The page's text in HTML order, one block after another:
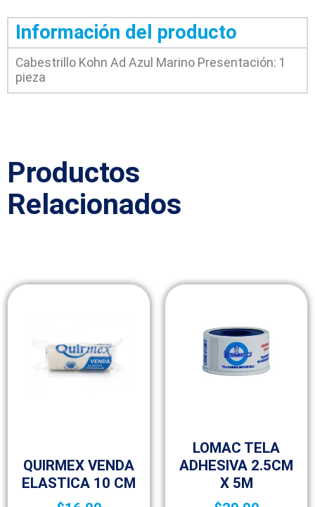
Información del producto
Cabestrillo Kohn Ad Azul Marino Presentación: 1
pieza
Productos
Relacionados
QUIRMEX VENDA
ELASTICA 10 CM
LOMAC TELA
ADHESIVA 2.5CM
X 5M